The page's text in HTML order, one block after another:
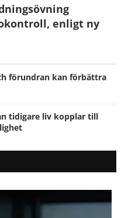
enligt ny
förundran kan förbättra
tidigare liv kopplar till